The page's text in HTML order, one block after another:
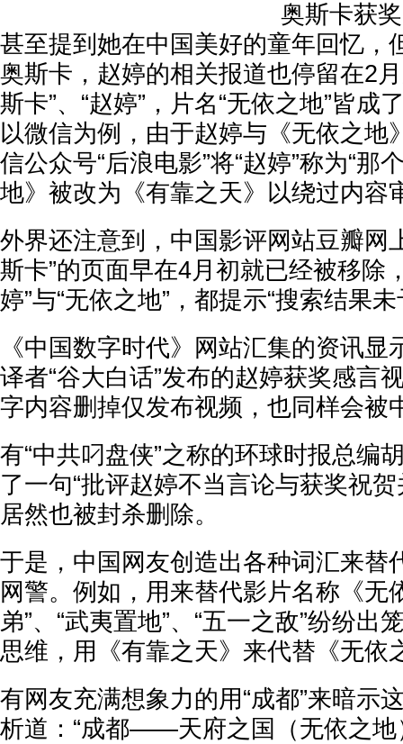
奥斯卡获
甚至提到她在中国美好的童年回忆，
奥斯卡，赵婷的相关报道也停留在2
斯卡”、“赵婷”，片名“无依之地”皆成
以微信为例，由于赵婷与《无依之地
信公众号“后浪电影”将“赵婷”称为“那
地》被改为《有靠之天》以绕过内容
外界还注意到，中国影评网站豆瓣网
斯卡”的页面早在4月初就已经被移除
婷”与“无依之地”，都提示“搜索结果
《中国数字时代》网站汇集的资讯
译者“谷大白话”发布的赵婷获奖感言
字内容删掉仅发布视频，也同样会被
有“中共叼盘侠”之称的环球时报总编
了一句“批评赵婷不当言论与获奖祝
居然也被封杀删除。
于是，中国网友创造出各种词汇来替
网警。例如，用来替代影片名称《无
弟”、“武夷置地”、“五一之敌”纷纷出
思维，用《有靠之天》来代替《无依
有网友充满想象力的用“成都”来暗示
析道：“成都——天府之国（无依之地